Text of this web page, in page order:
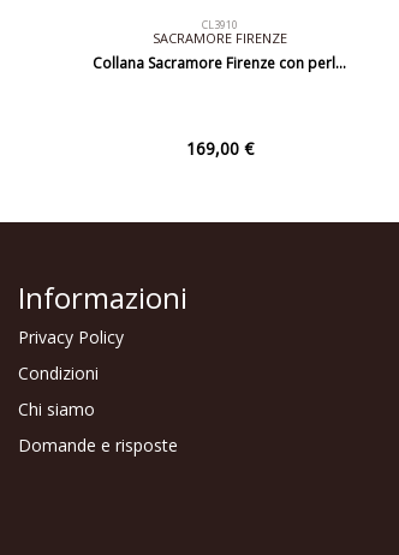
CL3910
SACRAMORE FIRENZE
Collana Sacramore Firenze con perl…
169,00 €
Informazioni
Privacy Policy
Condizioni
Chi siamo
Domande e risposte